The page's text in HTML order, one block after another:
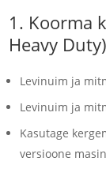
1. Koorma
Heavy Duty)
Levinuim ja
Levinuim ja
Kasutage
versioone